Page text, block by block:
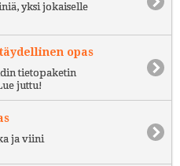
yksi jokaiselle
opas
tietopaketin
juttu!
ja viini